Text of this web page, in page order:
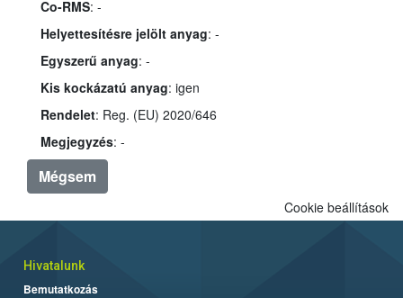
Co-RMS: -
Helyettesítésre jelölt anyag: -
Egyszerű anyag: -
Kis kockázatú anyag: igen
Rendelet: Reg. (EU) 2020/646
Megjegyzés: -
Mégsem
Cookie beállítások
Hivatalunk
Bemutatkozás